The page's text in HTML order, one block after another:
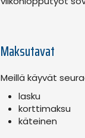
Maksutavat
Meillä käyvät
lasku
korttimaksu
käteinen